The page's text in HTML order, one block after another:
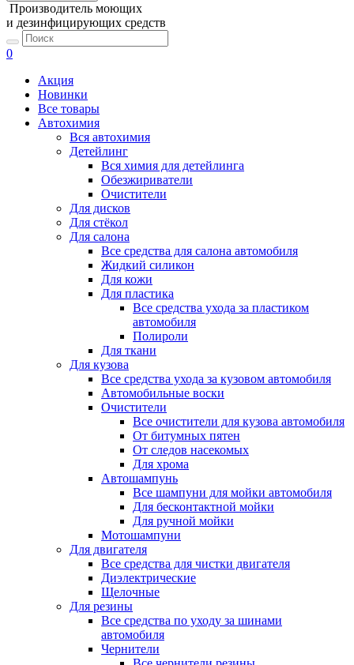
Производитель моющих
и дезинфицирующих средств
0
Акция
Новинки
Все товары
Автохимия
Вся автохимия
Детейлинг
Вся химия для детейлинга
Обезжириватели
Очистители
Для дисков
Для стёкол
Для салона
Все средства для салона автомобиля
Жидкий силикон
Для кожи
Для пластика
Все средства ухода за пластиком
автомобиля
Полироли
Для ткани
Для кузова
Все средства ухода за кузовом автомобиля
Автомобильные воски
Очистители
Все очистители для кузова автомобиля
От битумных пятен
От следов насекомых
Для хрома
Автошампунь
Все шампуни для мойки автомобиля
Для бесконтактной мойки
Для ручной мойки
Мотошампуни
Для двигателя
Все средства для чистки двигателя
Диэлектрические
Щелочные
Для резины
Все средства по уходу за шинами
автомобиля
Чернители